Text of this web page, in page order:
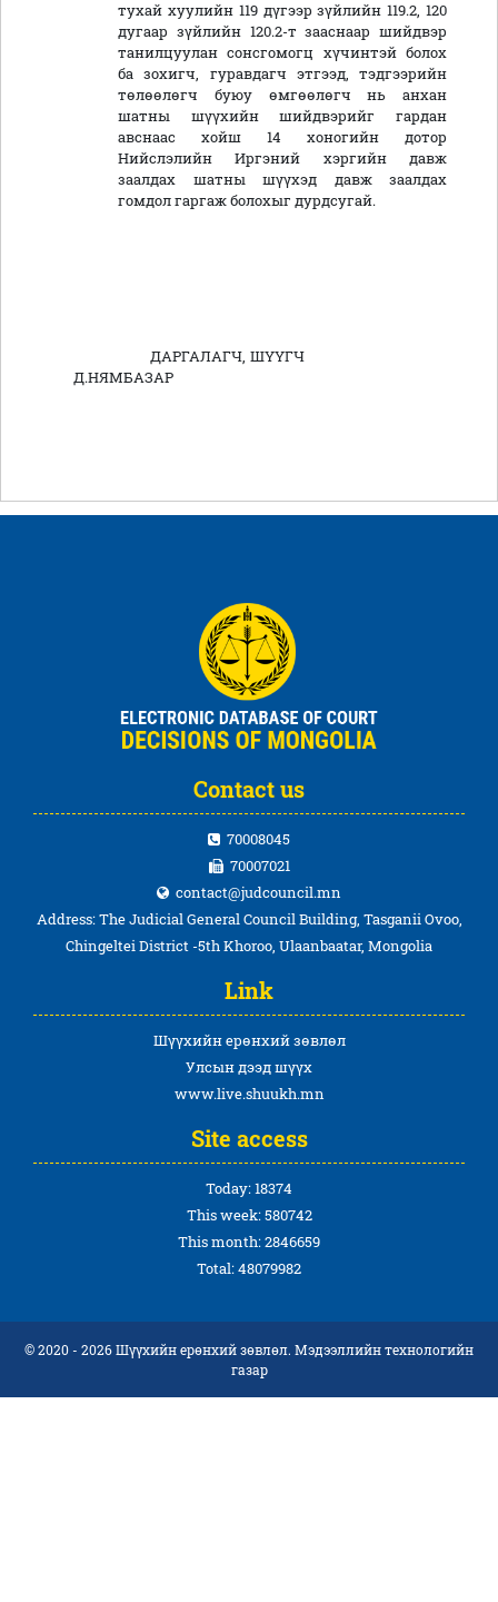
тухай хуулийн 119 дүгээр зүйлийн 119.2, 120
дугаар зүйлийн 120.2-т зааснаар шийдвэр
танилцуулан сонсгомогц хүчинтэй болох
ба зохигч, гуравдагч этгээд, тэдгээрийн
төлөөлөгч буюу өмгөөлөгч нь анхан
шатны шүүхийн шийдвэрийг гардан
авснаас хойш 14 хоногийн дотор
Нийслэлийн Иргэний хэргийн давж
заалдах шатны шүүхэд давж заалдах
гомдол гаргаж болохыг дурдсугай.
ДАРГАЛАГЧ, ШҮҮГЧ
Д.НЯМБАЗАР
Contact us
70008045
70007021
contact@judcouncil.mn
Address: The Judicial General Council Building, Tasganii Ovoo,
Chingeltei District -5th Khoroo, Ulaanbaatar, Mongolia
Link
Шүүхийн ерөнхий зөвлөл
Улсын дээд шүүх
www.live.shuukh.mn
Site access
Today: 18374
This week: 580742
This month: 2846659
Total: 48079982
© 2020 - 2026 Шүүхийн ерөнхий зөвлөл. Мэдээллийн технологийн
газар